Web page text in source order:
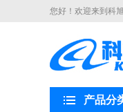
您好！欢迎来到科
产品分